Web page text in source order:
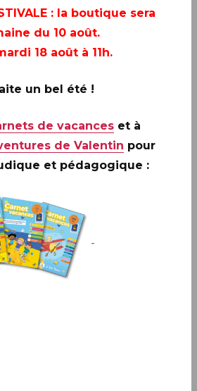
: la boutique sera
du 10 août.
18 août à 11h.
un bel été !
de vacances et à
de Valentin pour
et pédagogique :